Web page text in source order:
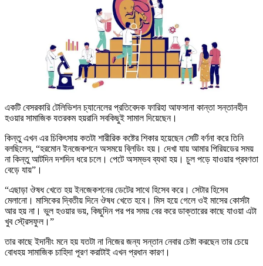
একটি বেসরকারি টেলিভিশন চ্যানেলের প্রতিবেদক ফারিহা আফসানা কান্তা সন্তানহীন
হওয়ার সামাজিক যতরকম হয়রানি সবকিছুই সামাল দিয়েছেন।
কিন্তু এখন এর চিকিৎসায় কতটা শারীরিক কষ্টের শিকার হয়েছেন সেটি বর্ণনা করে তিনি
বলছিলেন, “হরমোন ইনজেকশনে অসময়ে ব্লিডিং হয়। দেখা যায় আমার পিরিয়ডের সময়
না কিন্তু আটদিন দশদিন ধরে চলে। পেটে অসম্ভব ব্যথা হয়। চুল পড়ে যাওয়ার প্রবণতা
বেড়ে যায়”।
“এছাড়া ঔষধ খেতে হয় ইনজেকশনের ডেটের সাথে হিসেব করে। সেটার হিসেব
মেলানো। মাসিকের দ্বিতীয় দিনে ঔষধ খেতে হবে। মিস হয়ে গেলে ওই মাসের কোর্সটা
আর হয় না। ভুল হওয়ার ভয়, কিছুদিন পর পর সময় বের করে ডাক্তারের কাছে যাওয়া এটা
খুব স্ট্রেসফুল।”
তার কাছে ইদানীং মনে হয় যতটা না নিজের জন্য সন্তান নেবার চেষ্টা করছেন তার চেয়ে
বোধহয় সামাজিক চাহিদা পূরণ করাটাই এখন প্রধান কারণ।